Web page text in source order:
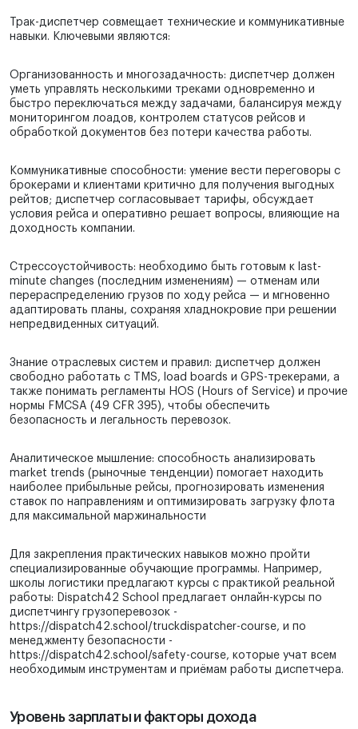
Трак-диспетчер совмещает технические и коммуникативные
навыки. Ключевыми являются:
Организованность и многозадачность: диспетчер должен
уметь управлять несколькими треками одновременно и
быстро переключаться между задачами, балансируя между
мониторингом лоадов, контролем статусов рейсов и
обработкой документов без потери качества работы.
Коммуникативные способности: умение вести переговоры с
брокерами и клиентами критично для получения выгодных
рейтов; диспетчер согласовывает тарифы, обсуждает
условия рейса и оперативно решает вопросы, влияющие на
доходность компании.
Стрессоустойчивость: необходимо быть готовым к last-
minute changes (последним изменениям) — отменам или
перераспределению грузов по ходу рейса — и мгновенно
адаптировать планы, сохраняя хладнокровие при решении
непредвиденных ситуаций.
Знание отраслевых систем и правил: диспетчер должен
свободно работать с TMS, load boards и GPS-трекерами, а
также понимать регламенты HOS (Hours of Service) и прочие
нормы FMCSA (49 CFR 395), чтобы обеспечить
безопасность и легальность перевозок.
Аналитическое мышление: способность анализировать
market trends (рыночные тенденции) помогает находить
наиболее прибыльные рейсы, прогнозировать изменения
ставок по направлениям и оптимизировать загрузку флота
для максимальной маржинальности
Для закрепления практических навыков можно пройти
специализированные обучающие программы. Например,
школы логистики предлагают курсы с практикой реальной
работы: Dispatch42 School предлагает онлайн-курсы по
диспетчингу грузоперевозок -
https://dispatch42.school/truckdispatcher-course, и по
менеджменту безопасности -
https://dispatch42.school/safety-course, которые учат всем
необходимым инструментам и приёмам работы диспетчера.
Уровень зарплаты и факторы дохода